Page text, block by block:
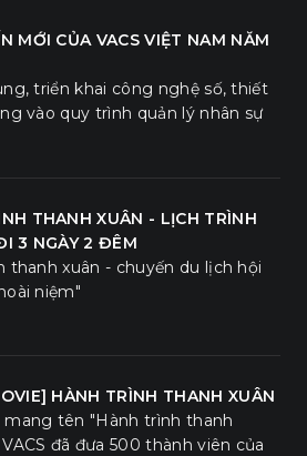
MỚI CỦA VACS VIỆT NAM NĂM
triển khai công nghệ số, thiết
vào quy trình quản lý nhân sự
tiến mới của VACS trong năm
THANH XUÂN - LỊCH TRÌNH
3 NGÀY 2 ĐÊM
thanh xuân - chuyến du lịch hội
niệm"
HÀNH TRÌNH THANH XUÂN
mang tên "Hành trình thanh
đã đưa 500 thành viên của